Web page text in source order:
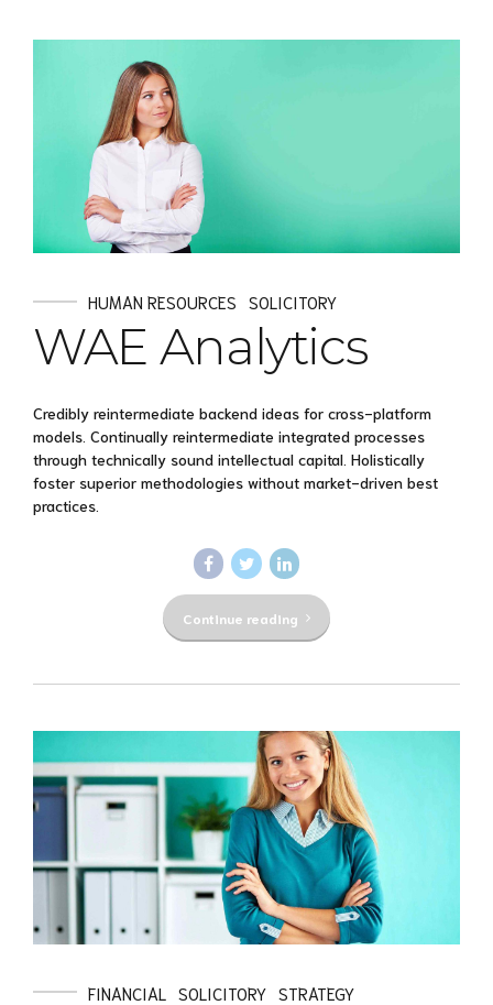
HUMAN RESOURCES SOLICITORY
WAE Analytics
Credibly reintermediate backend ideas for cross-platform
models. Continually reintermediate integrated processes
through technically sound intellectual capital. Holistically
foster superior methodologies without market-driven best
practices.
Continue reading
FINANCIAL SOLICITORY STRATEGY